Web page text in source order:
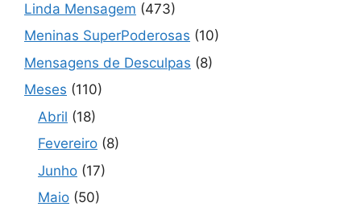
Linda Mensagem (473)
Meninas SuperPoderosas (10)
Mensagens de Desculpas (8)
Meses (110)
Abril (18)
Fevereiro (8)
Junho (17)
Maio (50)